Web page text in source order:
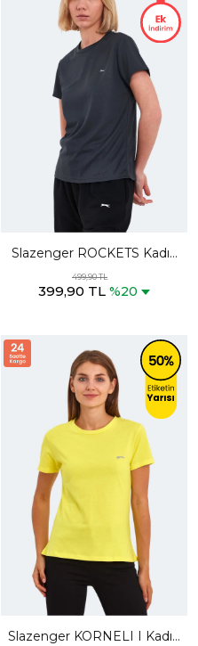
Slazenger ROCKETS Kadın
Antrasit Tişört
499,90 TL
399,90 TL %20
Slazenger KORNELI I Kadın